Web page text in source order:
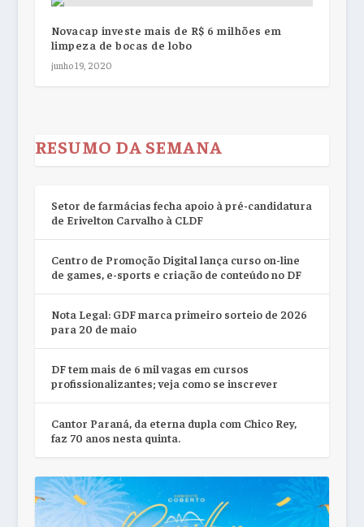
Novacap investe mais de R$ 6 milhões em
limpeza de bocas de lobo
junho 19, 2020
RESUMO DA SEMANA
Setor de farmácias fecha apoio à pré-candidatura
de Erivelton Carvalho à CLDF
Centro de Promoção Digital lança curso on-line
de games, e-sports e criação de conteúdo no DF
Nota Legal: GDF marca primeiro sorteio de 2026
para 20 de maio
DF tem mais de 6 mil vagas em cursos
profissionalizantes; veja como se inscrever
Cantor Paraná, da eterna dupla com Chico Rey,
faz 70 anos nesta quinta.